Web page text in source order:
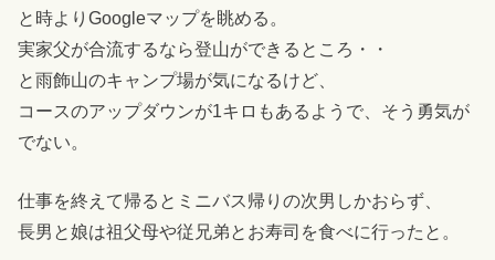
と時よりGoogleマップを眺める。
実家父が合流するなら登山ができるところ・・
と雨飾山のキャンプ場が気になるけど、
コースのアップダウンが1キロもあるようで、そう勇気が
でない。
仕事を終えて帰るとミニバス帰りの次男しかおらず、
長男と娘は祖父母や従兄弟とお寿司を食べに行ったと。